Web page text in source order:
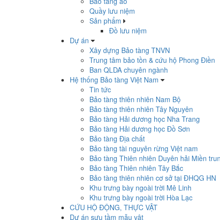
Quầy lưu niệm
Sản phẩm
Đồ lưu niệm
Dự án
Xây dựng Bảo tàng TNVN
Trung tâm bảo tồn & cứu hộ Phong Điền
Ban QLDA chuyên ngành
Hệ thống Bảo tàng Việt Nam
Tin tức
Bảo tàng thiên nhiên Nam Bộ
Bảo tàng thiên nhiên Tây Nguyên
Bảo tàng Hải dương học Nha Trang
Bảo tàng Hải dương học Đồ Sơn
Bảo tàng Địa chất
Bảo tàng tài nguyên rừng Việt nam
Bảo tàng Thiên nhiên Duyên hải Miền
Bảo tàng Thiên nhiên Tây Bắc
Bảo tàng thiên nhiên cơ sở tại ĐHQG HN
Khu trưng bày ngoài trời Mê Linh
Khu trưng bày ngoài trời Hòa Lạc
CỨU HỘ ĐỘNG, THỰC VẬT
Dự án sưu tầm mẫu vật